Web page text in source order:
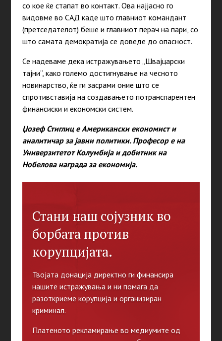
со кое ќе стапат во контакт. Ова најјасно го
видовме во САД каде што главниот командант
(претседателот) беше и главниот перач на пари, со
што самата демократија се доведе до опасност.
Се надеваме дека истражувањето „Швајцарски
тајни“, како големо достигнување на чесното
новинарство, ќе ги засрами оние што се
спротивставија на создавањето потранспарентен
финансиски и економски систем.
Џозеф Стиглиц е Американски економист и
аналитичар за јавни политики. Професор е на
Универзитетот Колумбија и добитник на
Нобелова награда за економија.
Стани наш сојузник во
борбата против
корупцијата.
Твојата донација директно ги финансира
нашите истражувања и ни помага да
разоткриеме корупција и организиран
криминал.
Платеното рекламирање во медиумите од